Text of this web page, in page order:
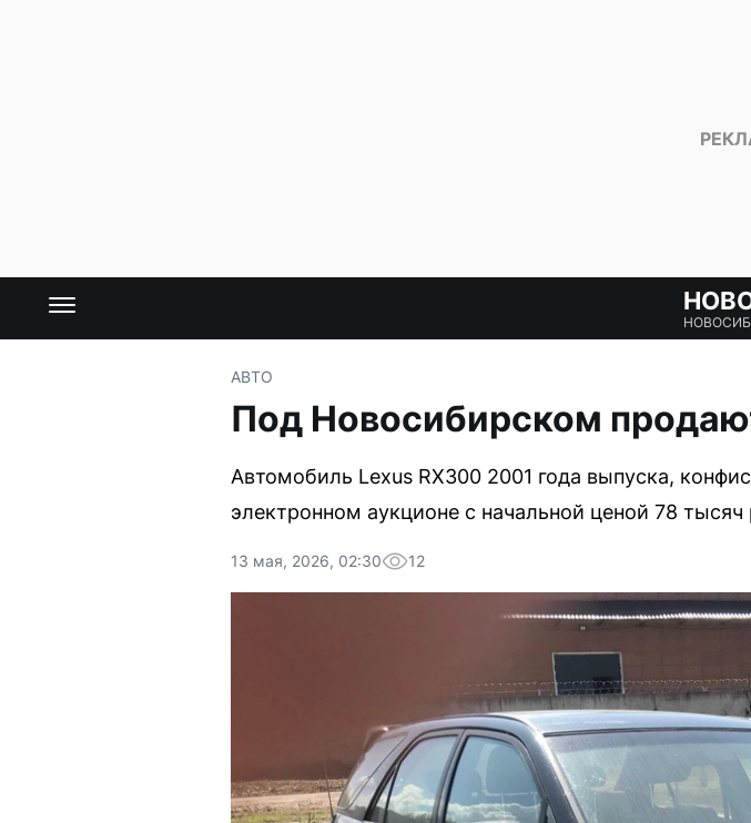
АВТО
Под Новосибирском
Автомобиль Lexus RX300 2001 года выпуска,
электронном аукционе с начальной ценой 78 тысяч
13 мая, 2026, 02:30 12